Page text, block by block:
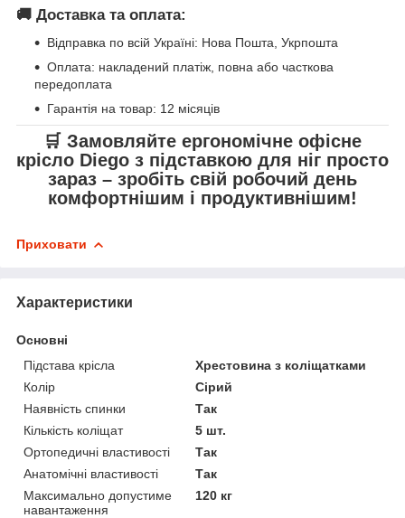
🚚 Доставка та оплата:
Відправка по всій Україні: Нова Пошта, Укрпошта
Оплата: накладений платіж, повна або часткова
передоплата
Гарантія на товар: 12 місяців
🛒 Замовляйте ергономічне офісне
крісло Diego з підставкою для ніг просто
зараз – зробіть свій робочий день
комфортнішим і продуктивнішим!
Приховати
Характеристики
Основні
Підстава крісла
Хрестовина з коліщатками
Колір
Сірий
Наявність спинки
Так
Кількість коліщат
5 шт.
Ортопедичні властивості
Так
Анатомічні властивості
Так
Максимально допустиме
навантаження
120 кг